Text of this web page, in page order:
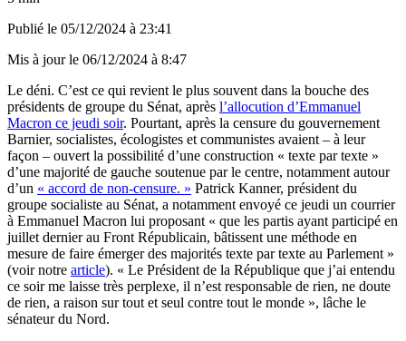
Publié le 05/12/2024 à 23:41
Mis à jour le 06/12/2024 à 8:47
Le déni. C’est ce qui revient le plus souvent dans la bouche des
présidents de groupe du Sénat, après l’allocution d’Emmanuel
Macron ce jeudi soir. Pourtant, après la censure du gouvernement
Barnier, socialistes, écologistes et communistes avaient – à leur
façon – ouvert la possibilité d’une construction « texte par texte »
d’une majorité de gauche soutenue par le centre, notamment autour
d’un « accord de non-censure. » Patrick Kanner, président du
groupe socialiste au Sénat, a notamment envoyé ce jeudi un courrier
à Emmanuel Macron lui proposant « que les partis ayant participé en
juillet dernier au Front Républicain, bâtissent une méthode en
mesure de faire émerger des majorités texte par texte au Parlement »
(voir notre article). « Le Président de la République que j’ai entendu
ce soir me laisse très perplexe, il n’est responsable de rien, ne doute
de rien, a raison sur tout et seul contre tout le monde », lâche le
sénateur du Nord.